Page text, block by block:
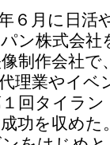
６月に日活
ン株式会社
制作会社で
理業やイベ
回タイラ
功を収めた